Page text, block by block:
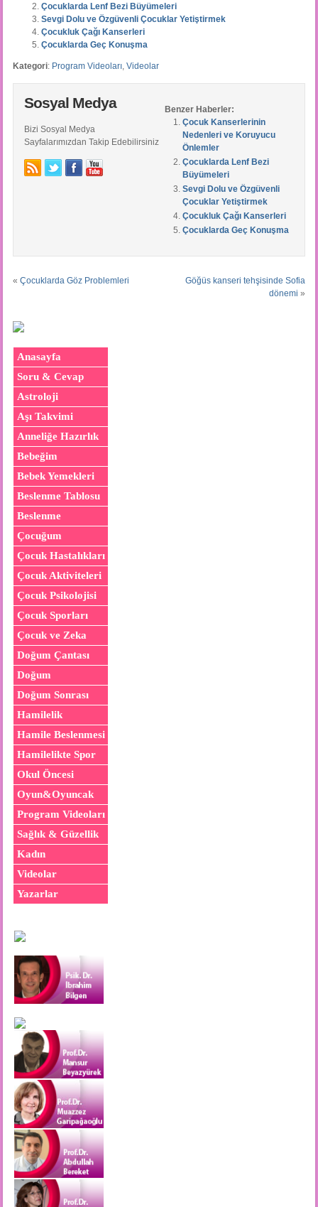
Çocuklarda Lenf Bezi Büyümeleri
Sevgi Dolu ve Özgüvenli Çocuklar Yetiştirmek
Çocukluk Çağı Kanserleri
Çocuklarda Geç Konuşma
Kategori: Program Videoları, Videolar
Benzer Haberler:
Çocuk Kanserlerinin
Nedenleri ve Koruyucu
Önlemler
Çocuklarda Lenf Bezi
Büyümeleri
Sevgi Dolu ve Özgüvenli
Çocuklar Yetiştirmek
Çocukluk Çağı Kanserleri
Çocuklarda Geç Konuşma
Sosyal Medya
Bizi Sosyal Medya
Sayfalarımızdan Takip Edebilirsiniz
« Çocuklarda Göz Problemleri
Göğüs kanseri tehşisinde Sofia
dönemi »
Anasayfa
Soru & Cevap
Astroloji
Aşı Takvimi
Anneliğe Hazırlık
Bebeğim
Bebek Yemekleri
Beslenme Tablosu
Beslenme
Çocuğum
Çocuk Hastalıkları
Çocuk Aktiviteleri
Çocuk Psikolojisi
Çocuk Sporları
Çocuk ve Zeka
Doğum Çantası
Doğum
Doğum Sonrası
Hamilelik
Hamile Beslenmesi
Hamilelikte Spor
Okul Öncesi
Oyun&Oyuncak
Program Videoları
Sağlık & Güzellik
Kadın
Videolar
Yazarlar